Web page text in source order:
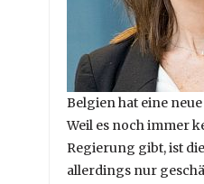
Belgien hat eine
Weil es noch immer
Regierung gibt, ist
allerdings nur